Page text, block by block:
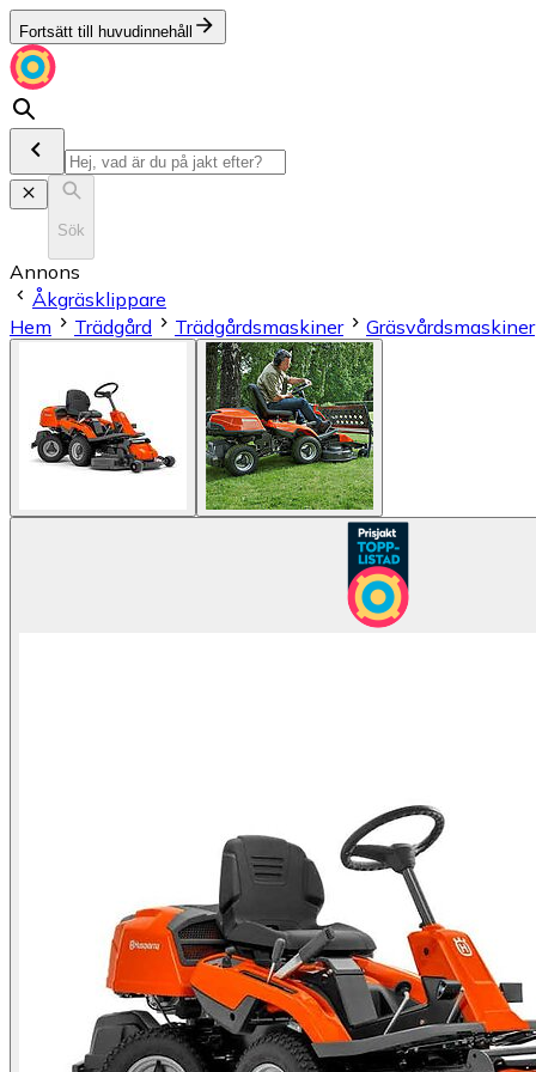
Fortsätt till huvudinnehåll
Sök
Annons
Åkgräsklippare
Hem
Trädgård Trädgårdsmaskiner Gräsvårdsmaskiner